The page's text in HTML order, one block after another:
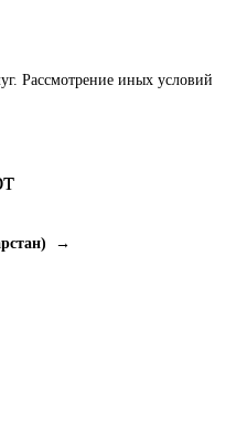
Рассмотрение иных условий
→